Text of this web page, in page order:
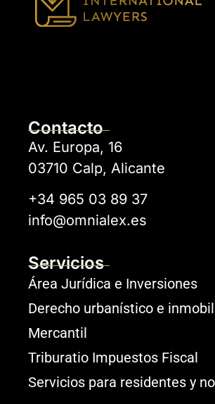
Contacto
Av. Europa, 16
03710 Calp, Alicante
+34 965 03 89 37
info@omnialex.es
Servicios
Área Jurídica e Inversiones
Derecho urbanístico e
Mercantil
Triburatio Impuestos Fiscal
Servicios para residentes y